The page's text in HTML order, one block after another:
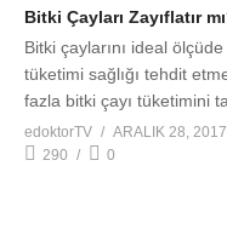
Bitki Çayları Zayıflatır
Bitki çaylarını ideal
tüketimi sağlığı tehdit
fazla bitki çayı tüketimini
edoktorTV
ARALIK 28, 2017
290
0